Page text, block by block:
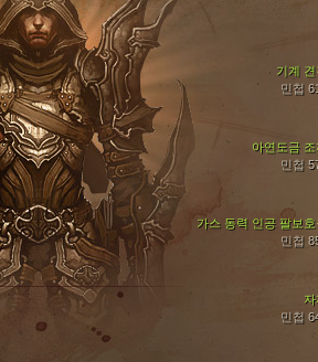
아연도금 조
민첩
가스 동력 인공 팔보호
민첩
기계 견
민첩
민첩